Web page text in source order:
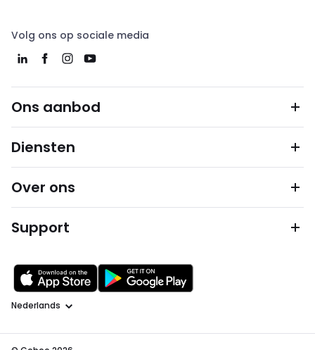
Volg ons op sociale media
Ons aanbod
Diensten
Over ons
Support
Taal